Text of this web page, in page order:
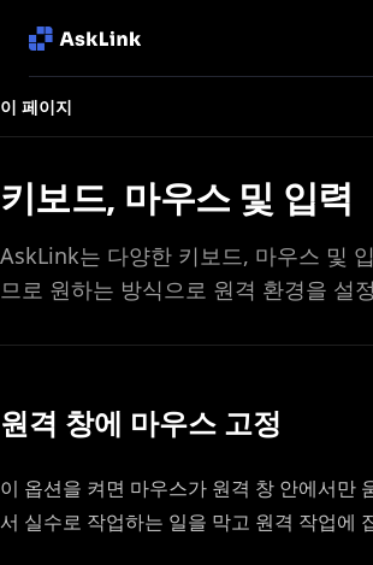
이 페이지
키보드, 마우스 및 입력
AskLink는 다양한 키보드, 마우스 및
므로 원하는 방식으로 원격 환경을 설
원격 창에 마우스 고정
이 옵션을 켜면 마우스가 원격 창 안에서만
서 실수로 작업하는 일을 막고 원격 작업에